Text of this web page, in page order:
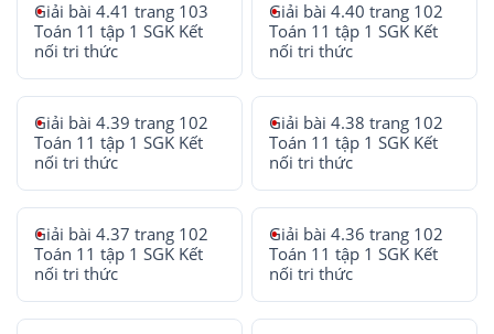
Giải bài 4.41 trang 103
Toán 11 tập 1 SGK Kết
nối tri thức
Giải bài 4.40 trang 102
Toán 11 tập 1 SGK Kết
nối tri thức
Giải bài 4.39 trang 102
Toán 11 tập 1 SGK Kết
nối tri thức
Giải bài 4.38 trang 102
Toán 11 tập 1 SGK Kết
nối tri thức
Giải bài 4.37 trang 102
Toán 11 tập 1 SGK Kết
nối tri thức
Giải bài 4.36 trang 102
Toán 11 tập 1 SGK Kết
nối tri thức